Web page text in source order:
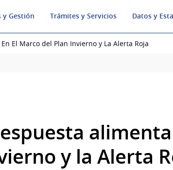
y Gestión Trámites y Servicios Datos y
El Marco del Plan Invierno y La Alerta Roja
y la Alerta